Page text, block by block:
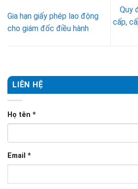
Gia hạn giấy phép lao động
cho giám đốc điều hành
Quy
cấp,
LIÊN HỆ
Họ tên *
Email *